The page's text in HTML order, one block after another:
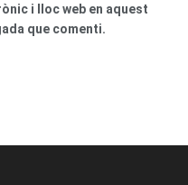
i lloc web en aquest
que comenti.